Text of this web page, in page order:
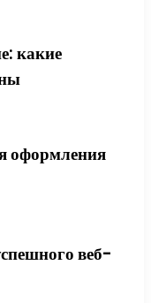
какие
оформления
веб-